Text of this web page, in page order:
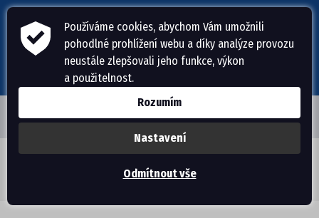
ÚVODNÍ STRÁNKA
Pánské pantofle PE/31604-14 NERO (44)
Používáme cookies, abychom Vám umožnili
pohodlné prohlížení webu a díky analýze provozu
neustále zlepšovali jeho funkce, výkon
a použitelnost.
Rozumím
Nastavení
Odmítnout vše